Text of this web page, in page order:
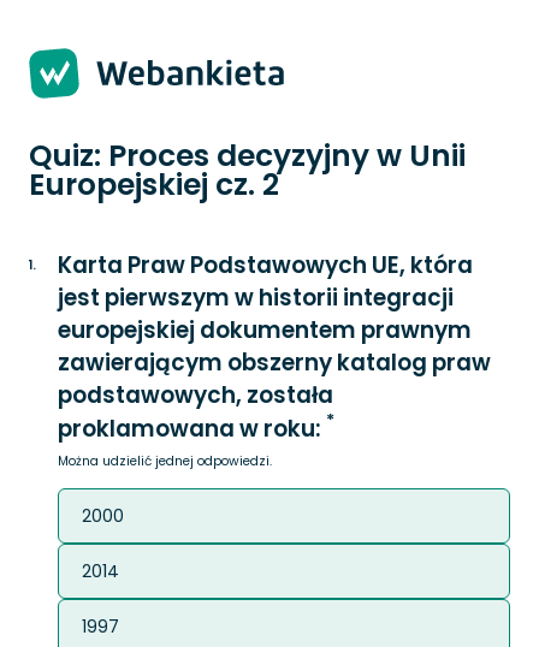
Quiz: Proces decyzyjny w Unii
Europejskiej cz. 2
1.
Karta Praw Podstawowych UE, która
jest pierwszym w historii integracji
europejskiej dokumentem prawnym
zawierającym obszerny katalog praw
podstawowych, została
proklamowana w roku: *
Można udzielić jednej odpowiedzi.
2000
2014
1997